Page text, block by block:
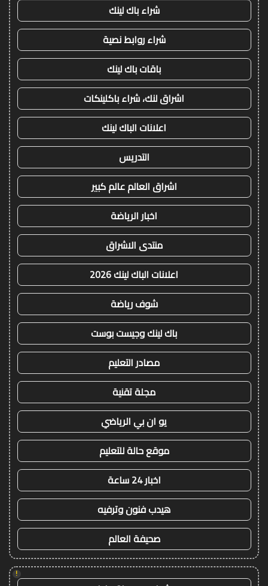
شراء باك لينك
شراء روابط نصية
باقات باك لينك
اشراق لنك، شراء باكلينكات
اعلانات الباك لينك
التدريس
اشراق العالم عالم كبير
اخبار الرياضة
منتدى الاشراق
اعلانات الباك لينك 2026
شوف رياضة
باك لينك وجيست بوست
مصادر التعليم
مجلة تقنية
يو ان بي الرياضي
موقع حالة للتعليم
اخبار 24 ساعة
هيدب فنون وترفيه
صحيفة العالم
!